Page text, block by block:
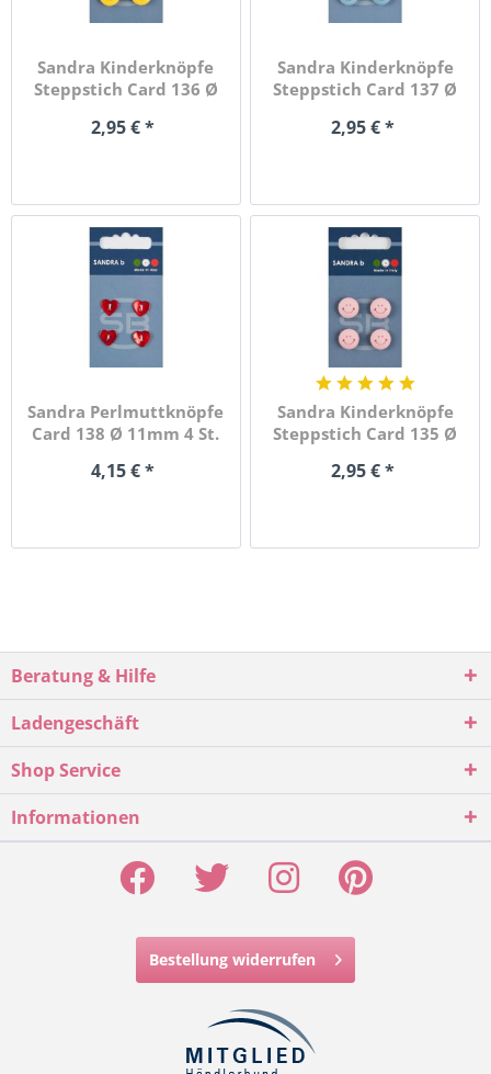
Sandra Kinderknöpfe
Steppstich Card 136 Ø
2,95 € *
Sandra Kinderknöpfe
Steppstich Card 137 Ø
2,95 € *
Sandra Perlmuttknöpfe
Card 138 Ø 11mm 4 St.
4,15 € *
Sandra Kinderknöpfe
Steppstich Card 135 Ø
2,95 € *
Beratung & Hilfe
Ladengeschäft
Shop Service
Informationen
Bestellung widerrufen